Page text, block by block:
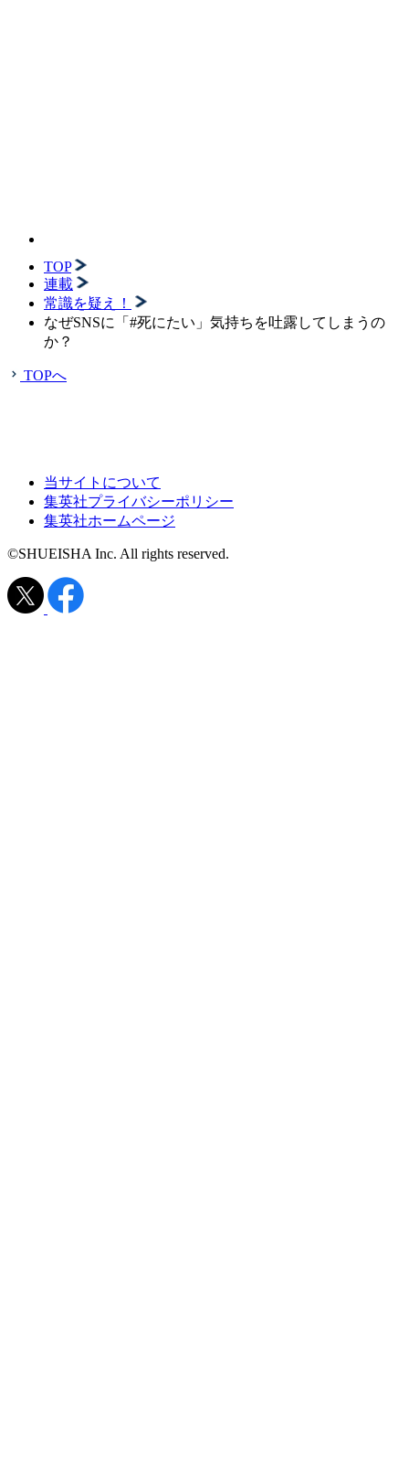
TOP
連載
常識を疑え！
なぜSNSに「#死にたい」気持ちを吐露してしまうの
か？
TOPへ
当サイトについて
集英社プライバシーポリシー
集英社ホームページ
©SHUEISHA Inc. All rights reserved.